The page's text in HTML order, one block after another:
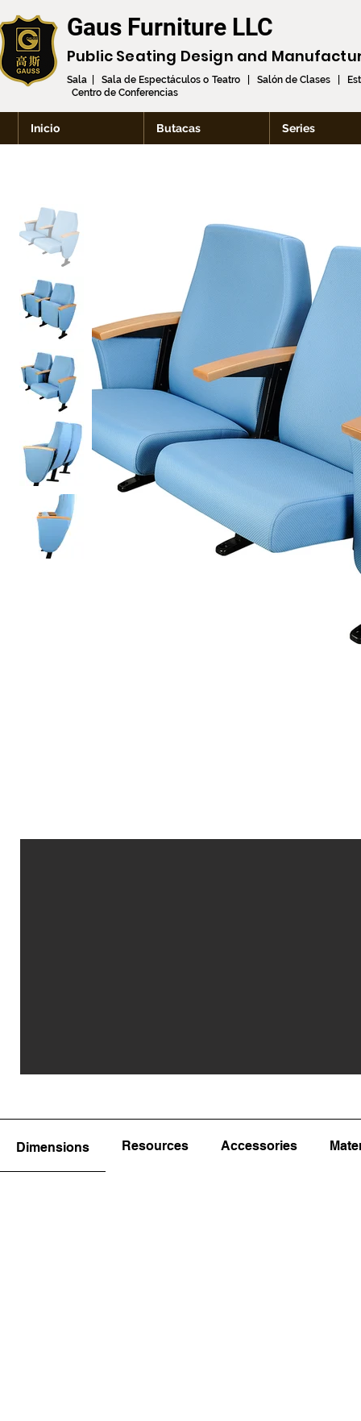
Gaus Furniture LLC
Public Seating Design and
Sala | Sala de Espectáculos o Teatro | Salón de Clases |
Centro de Conferencias
Inicio Butacas Series
Dimensions Resources Accessories